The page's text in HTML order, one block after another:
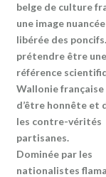
belge de culture
une image
libérée des
prétendre être une
référence
Wallonie
d’être honnête et
les contre-vérités
partisanes.
Dominée par les
nationalistes